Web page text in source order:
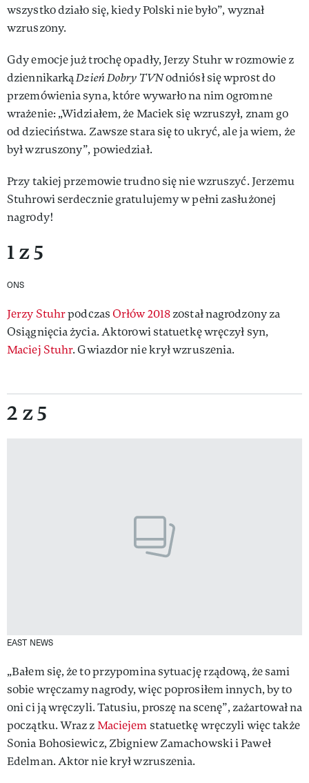
wszystko działo się, kiedy Polski nie było”, wyznał
wzruszony.
Gdy emocje już trochę opadły, Jerzy Stuhr w rozmowie z
dziennikarkąDzień Dobry TVNodniósł się wprost do
przemówienia syna, które wywarło na nim ogromne
wrażenie: „Widziałem, że Maciek się wzruszył, znam go
od dzieciństwa. Zawsze stara się to ukryć, ale ja wiem, że
był wzruszony”, powiedział.
Przy takiej przemowie trudno się nie wzruszyć. Jerzemu
Stuhrowi serdecznie gratulujemy w pełni zasłużonej
nagrody!
1 z 5
ONS
Jerzy StuhrpodczasOrłów 2018został nagrodzony za
Osiągnięcia życia. Aktorowi statuetkę wręczył syn,
Maciej Stuhr. Gwiazdor nie krył wzruszenia.
2 z 5
EAST NEWS
„Bałem się, że to przypomina sytuację rządową, że sami
sobie wręczamy nagrody, więc poprosiłem innych, by to
oni ci ją wręczyli. Tatusiu, proszę na scenę”, zażartował na
początku. Wraz zMaciejemstatuetkę wręczyli więc także
Sonia Bohosiewicz, Zbigniew Zamachowski i Paweł
Edelman. Aktor nie krył wzruszenia.